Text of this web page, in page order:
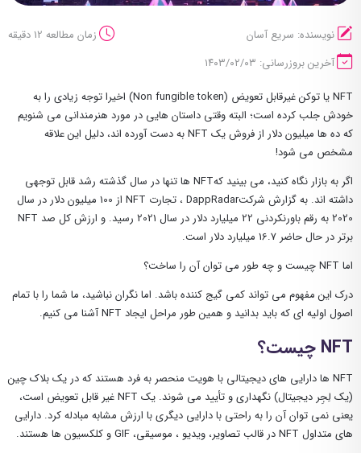
نویسنده: سریع آسان
زمان مطالعه 12 دقیقه
آخرین بروزرسانی: ۱۴۰۳/۰۲/۰۳
NFT یا توکن غیرقابل تعویض (Non fungible token) اخیرا توجه زیادی را به
خودش جلب کرده‌ است؛ البته وقتی داستان هایی در مورد هنرمندانی می شنویم
که ده ها میلیون دلار از فروش یک NFT به دست آورده اند، دلیل این علاقه
مشخص می شود!
اگر به بازار نگاه کنید، می بینید کهNFT ها تنها در سال گذشته رشد قابل توجهی
داشته اند. به گزارش شرکتDappRadar ، تجارت NFT از 100 میلیون دلار در سال
2020 به رقم باورنکردنی 22 میلیارد دلار در سال 2021 رسید. و ارزش کل صد NFT
برتر در حال حاضر 16.7 میلیارد دلار است.
اما NFT چیست و چه طور می توان آن را ساخت؟
درک این مفهوم می تواند کمی گیج کننده باشد. اما نگران نباشید، ما شما را با تمام
اصول اولیه ای که باید بدانید و همین طور مراحل ایجاد NFT آشنا می کنیم.
NFT چیست؟
NFT ها دارایی های دیجیتالی با هویت منحصر به فرد هستند که در یک بلاک چین
(یک لِجِر دیجیتال) نگهداری و تأیید می شوند. یک NFT غیر قابل تعویض است،
یعنی نمی توان آن را به راحتی با دارایی دیگری با ارزش مشابه مبادله کرد. دارایی
های متداول NFT در قالب تصاویر، ویدیو ، موسیقی، GIF و کلکسیون ها هستند.